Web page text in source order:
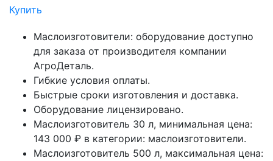
Купить
Маслоизготовители: оборудование доступно
для заказа от производителя компании
АгроДеталь.
Гибкие условия оплаты.
Быстрые сроки изготовления и доставка.
Оборудование лицензировано.
Маслоизготовитель 30 л, минимальная цена:
143 000 ₽ в категории: маслоизготовители.
Маслоизготовитель 500 л, максимальная цена: